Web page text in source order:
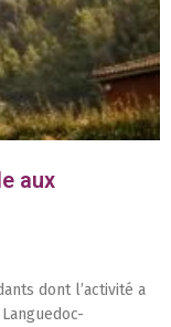
aux
dont l’activité a